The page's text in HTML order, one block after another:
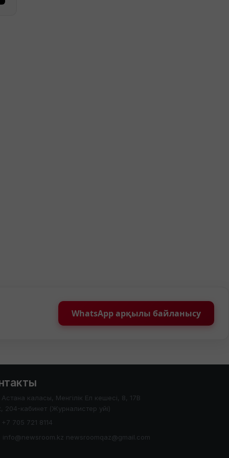
WhatsApp арқылы байланысу
Астана каласы, Менгілік Ел кешесі, 8, 17В
204-кабинет (Журналистер уйі)
+7 705 721 8114
info@newsroom.kz newsroomqaz@gmail.com